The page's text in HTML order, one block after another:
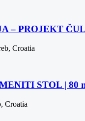
– PROJEKT
Croatia
STOL | 80
Croatia